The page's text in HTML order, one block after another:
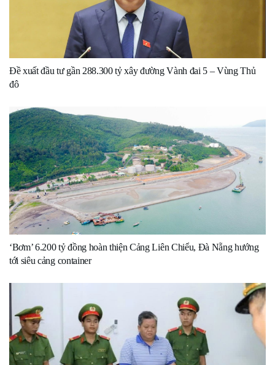
Đề xuất đầu tư gần 288.300 tỷ xây đường Vành đai 5 – Vùng Thủ
đô
‘Bơm’ 6.200 tỷ đồng hoàn thiện Cảng Liên Chiểu, Đà Nẵng hướng
tới siêu cảng container